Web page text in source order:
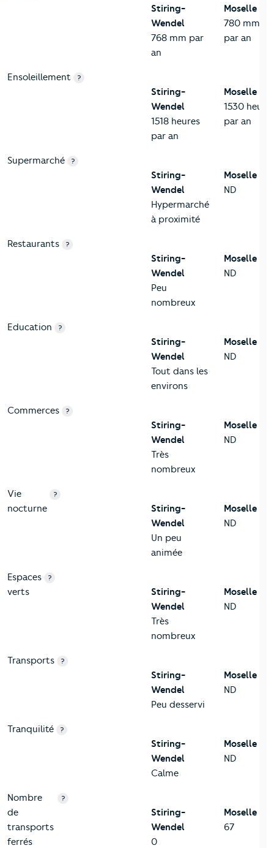
Stiring-
Wendel
768 mm par
an
Moselle
780 mm
par an
Ensoleillement ?
Stiring-
Wendel
1518 heures
par an
Moselle
1530
par an
Supermarché ?
Stiring-
Wendel
Hypermarché
à proximité
Moselle
ND
Restaurants ?
Stiring-
Wendel
Peu
nombreux
Moselle
ND
Education ?
Stiring-
Wendel
Tout dans les
environs
Moselle
ND
Commerces ?
Stiring-
Wendel
Très
nombreux
Moselle
ND
Vie
nocturne
?
Stiring-
Wendel
Un peu
animée
Moselle
ND
Espaces
verts
?
Stiring-
Wendel
Très
nombreux
Moselle
ND
Transports ?
Stiring-
Wendel
Peu desservi
Moselle
ND
Tranquilité ?
Stiring-
Wendel
Calme
Moselle
ND
Nombre
de
transports
ferrés
?
Stiring-
Wendel
0
Moselle
67